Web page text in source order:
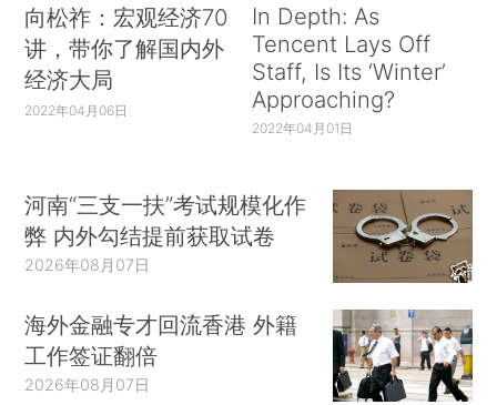
向松祚：宏观经济70
讲，带你了解国内外
经济大局
2022年04月06日
In Depth: As
Tencent Lays Off
Staff, Is Its ‘Winter’
Approaching?
2022年04月01日
河南“三支一扶”考试规模化作
弊 内外勾结提前获取试卷
2026年08月07日
海外金融专才回流香港 外籍
工作签证翻倍
2026年08月07日